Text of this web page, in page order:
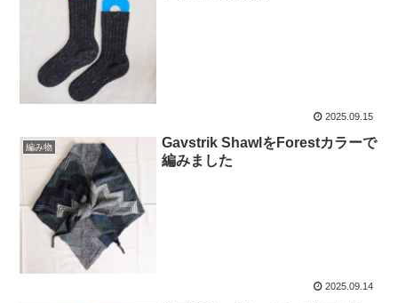
2025.09.15
編み物
Gavstrik ShawlをForestカラーで
編みました
2025.09.14